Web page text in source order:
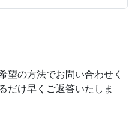
望の方法でお問い合わせく
だけ早くご返答いたしま